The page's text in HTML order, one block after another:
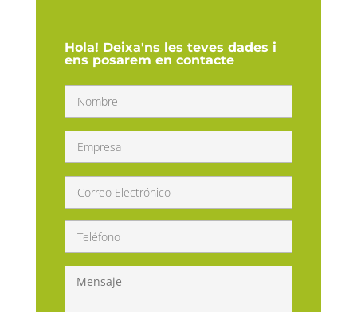
Hola! Deixa'ns les teves dades i
ens posarem en contacte